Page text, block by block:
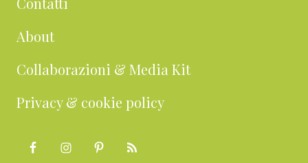
About
Collaborazioni & Media Kit
Privacy & cookie policy